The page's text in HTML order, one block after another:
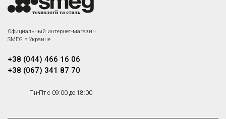
Официальный интернет-магазин
SMEG в Украине
+38 (044) 466 16 06
+38 (067) 341 87 70
Пн-Пт с 09:00 до 18:00